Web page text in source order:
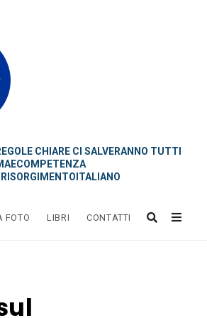
CHIARE CI SALVERANNO TUTTI
FOTO LIBRI CONTATTI